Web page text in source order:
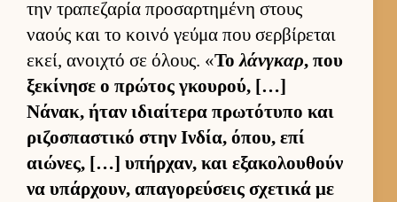
την τραπεζαρία προσαρ­τημένη στους
ναούς και το κοινό γεύμα που σερ­βίρεται
εκεί, ανοι­χτό σε όλους. «Το λάνγκαρ, που
ξεκίνησε ο πρώτος γκου­ρού, […]
Νάνακ, ήταν ιδιαί­τερα πρωτότυπο και
ριζοσπαστικό στην Ιν­δία, όπου, επί
αιώνες, […] υπήρ­χαν, και εξακολου­θούν
να υπάρ­χουν, απαγορεύ­σεις σχετικά με